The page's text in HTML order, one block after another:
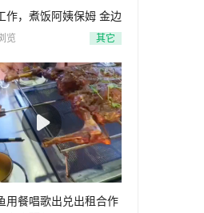
作，煮饭阿姨保姆 金边
览 其它
用餐唱歌出兑出租合作